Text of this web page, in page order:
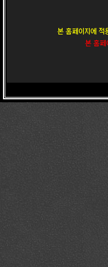
본 홈페이지에
본 홈페